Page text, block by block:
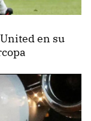
en su